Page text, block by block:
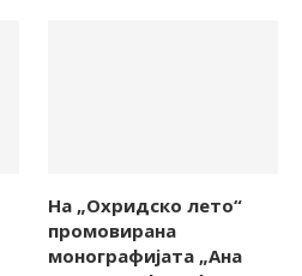
На „Охридско лето“
промовирана
монографијата „Ана